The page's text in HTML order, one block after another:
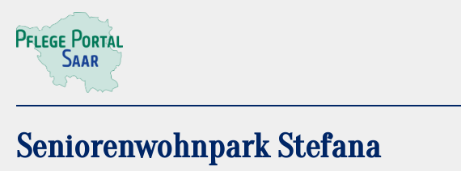
Seniorenwohnpark Stefana